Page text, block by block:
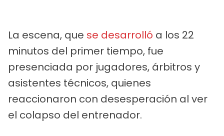
La escena, que se desarrolló a los 22
minutos del primer tiempo, fue
presenciada por jugadores, árbitros y
asistentes técnicos, quienes
reaccionaron con desesperación al ver
el colapso del entrenador.